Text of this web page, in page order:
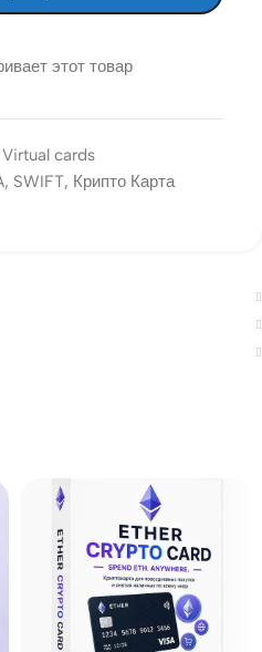
этот товар
Virtual cards
, SWIFT, Крипто Карта